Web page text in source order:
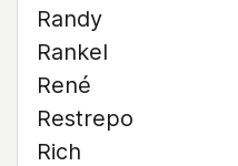
Randy
Rankel
René
Restrepo
Rich